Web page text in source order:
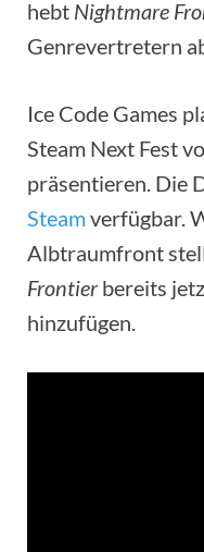
hebt Nightmare
Genrevertretern
Ice Code Games
Steam Next Fest
präsentieren. Die
Steamverfügbar.
Albtraumfront
Frontierbereits
hinzufügen.